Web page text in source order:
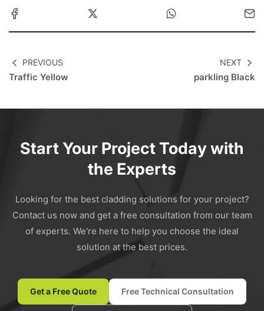
PREVIOUS
Traffic Yellow
NEXT
parkling Black
Start Your Project Today with
the Experts
Looking for the best cladding solutions for your project?
Contact us now and get a free consultation from our team
of experts. We're here to help you choose the ideal
solution at the best prices.
Get a Free Quote Free Technical Consultation